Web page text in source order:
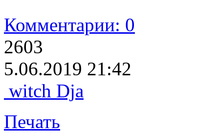
Комментарии: 0
2603
5.06.2019 21:42
witch Dja
Печать